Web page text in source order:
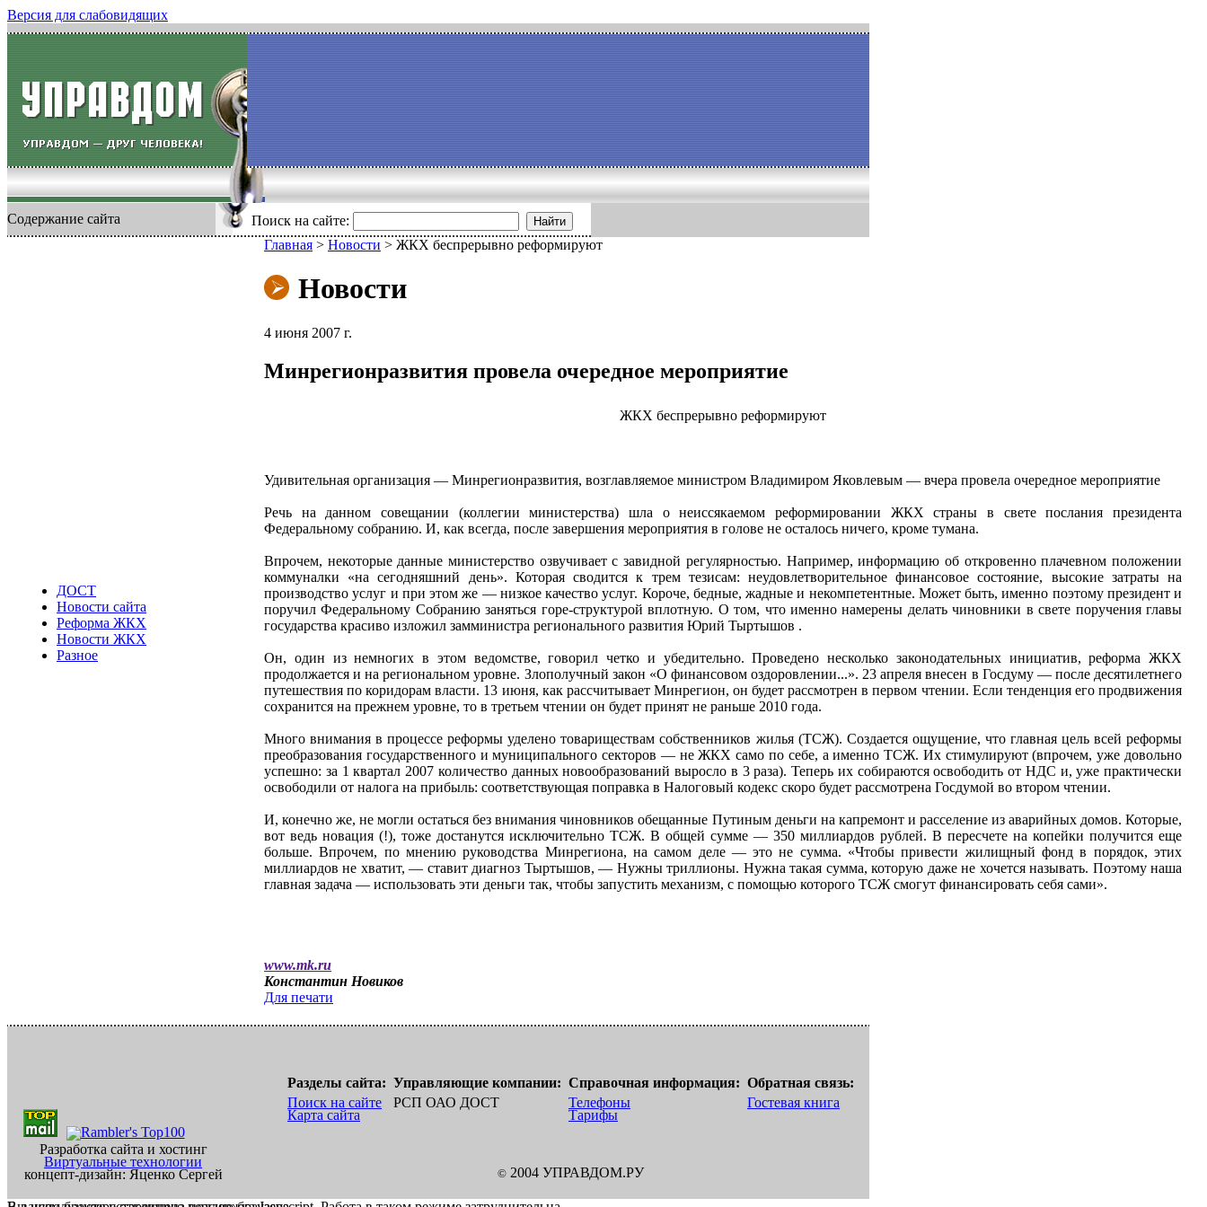
Версия для слабовидящих
Содержание сайта Поиск на сайте: Найти
ДОСТ
Новости сайта
Реформа ЖКХ
Новости ЖКХ
Разное
Главная > Новости > ЖКХ беспрерывно реформируют
Новости
4 июня 2007 г.
Минрегионразвития провела очередное мероприятие
ЖКХ беспрерывно реформируют
Удивительная организация — Минрегионразвития, возглавляемое министром Владимиром Яковлевым — вчера провела очередное мероприятие
Речь на данном совещании (коллегии министерства) шла о неиссякаемом реформировании ЖКХ страны в свете послания президента
Федеральному собранию. И, как всегда, после завершения мероприятия в голове не осталось ничего, кроме тумана.
Впрочем, некоторые данные министерство озвучивает с завидной регулярностью. Например, информацию об откровенно плачевном положении
коммуналки «на сегодняшний день». Которая сводится к трем тезисам: неудовлетворительное финансовое состояние, высокие затраты на
производство услуг и при этом же — низкое качество услуг. Короче, бедные, жадные и некомпетентные. Может быть, именно поэтому президент и
поручил Федеральному Собранию заняться горе-структурой вплотную. О том, что именно намерены делать чиновники в свете поручения главы
государства красиво изложил замминистра регионального развития Юрий Тыртышов .
Он, один из немногих в этом ведомстве, говорил четко и убедительно. Проведено несколько законодательных инициатив, реформа ЖКХ
продолжается и на региональном уровне. Злополучный закон «О финансовом оздоровлении...». 23 апреля внесен в Госдуму — после десятилетнего
путешествия по коридорам власти. 13 июня, как рассчитывает Минрегион, он будет рассмотрен в первом чтении. Если тенденция его продвижения
сохранится на прежнем уровне, то в третьем чтении он будет принят не раньше 2010 года.
Много внимания в процессе реформы уделено товариществам собственников жилья (ТСЖ). Создается ощущение, что главная цель всей реформы
преобразования государственного и муниципального секторов — не ЖКХ само по себе, а именно ТСЖ. Их стимулируют (впрочем, уже довольно
успешно: за 1 квартал 2007 количество данных новообразований выросло в 3 раза). Теперь их собираются освободить от НДС и, уже практически
освободили от налога на прибыль: соответствующая поправка в Налоговый кодекс скоро будет рассмотрена Госдумой во втором чтении.
И, конечно же, не могли остаться без внимания чиновников обещанные Путиным деньги на капремонт и расселение из аварийных домов. Которые,
вот ведь новация (!), тоже достанутся исключительно ТСЖ. В общей сумме — 350 миллиардов рублей. В пересчете на копейки получится еще
больше. Впрочем, по мнению руководства Минрегиона, на самом деле — это не сумма. «Чтобы привести жилищный фонд в порядок, этих
миллиардов не хватит, — ставит диагноз Тыртышов, — Нужны триллионы. Нужна такая сумма, которую даже не хочется называть. Поэтому наша
главная задача — использовать эти деньги так, чтобы запустить механизм, с помощью которого ТСЖ смогут финансировать себя сами».
www.mk.ru
Константин Новиков
Для печати
Разработка сайта и хостинг
Виртуальные технологии
концепт-дизайн: Яценко Сергей
Разделы сайта: Управляющие компании: Справочная информация: Обратная связь:
Поиск на сайте
Карта сайта
РСП ОАО ДОСТ
Телефоны
Тарифы
Гостевая книга
© 2004 УПРАВДОМ.РУ